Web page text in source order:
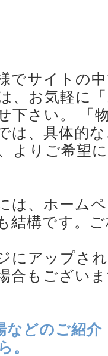
でサイトの
、お気軽に
下さい。 「
は、具体的
よりご希望
は、ホーム
結構です。
にアップさ
合もござい
などのご紹
。